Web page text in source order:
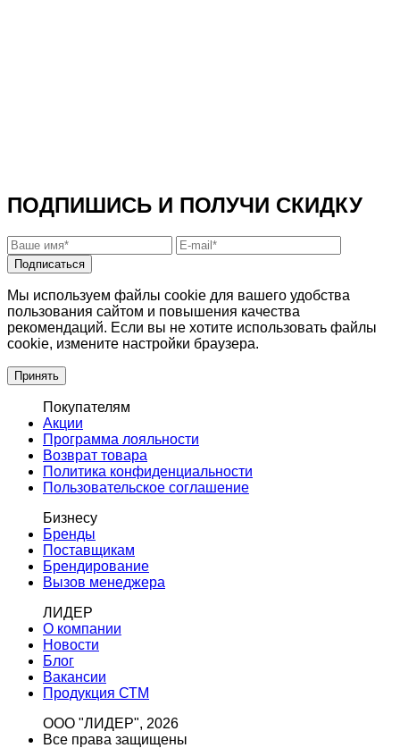
ПОДПИШИСЬ И ПОЛУЧИ СКИДКУ
Подписаться
Мы используем файлы cookie для вашего удобства
пользования сайтом и повышения качества
рекомендаций. Если вы не хотите использовать файлы
cookie, измените настройки браузера.
Принять
Покупателям
Акции
Программа лояльности
Возврат товара
Политика конфиденциальности
Пользовательское соглашение
Бизнесу
Бренды
Поставщикам
Брендирование
Вызов менеджера
ЛИДЕР
О компании
Новости
Блог
Вакансии
Продукция СТМ
ООО "ЛИДЕР", 2026
Все права защищены